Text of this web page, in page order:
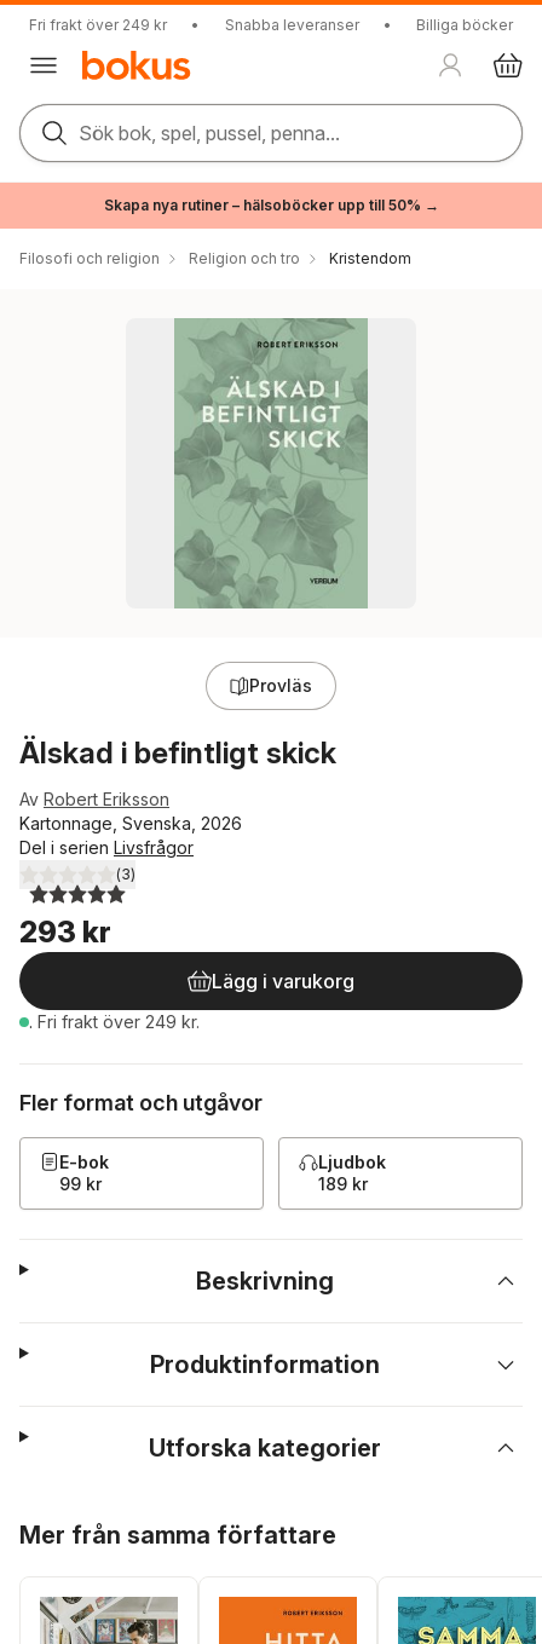
Fri frakt över 249 kr • Snabba leveranser • Billiga böcker
Sök bok, spel, pussel, penna...
Skapa nya rutiner – hälsoböcker upp till 50% →
Filosofi och religion Religion och tro Kristendom
Provläs
Älskad i befintligt skick
Av Robert Eriksson
Kartonnage, Svenska, 2026
Del i serien Livsfrågor
5,0utav 5 stjärnor. Totalt antal röster:
(3)
293 kr
Lägg i varukorg
. Fri frakt över 249 kr.
Fler format och utgåvor
E-bok
99 kr
Ljudbok
189 kr
Beskrivning
Produktinformation
Utforska kategorier
Mer från samma författare